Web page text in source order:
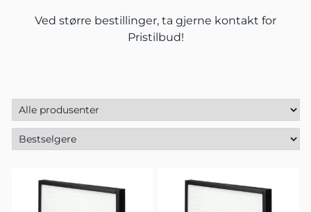
Ved større bestillinger, ta gjerne kontakt for
Pristilbud!